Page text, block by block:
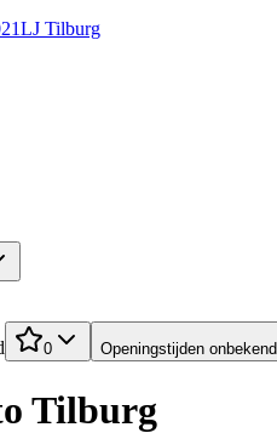
Tilburg
0 Openingstijden onbekend
Tilburg